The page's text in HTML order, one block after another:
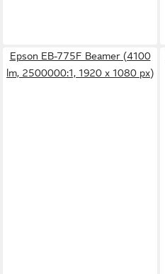
Epson EB-775F Beamer (4100
lm, 2500000:1, 1920 x 1080 px)